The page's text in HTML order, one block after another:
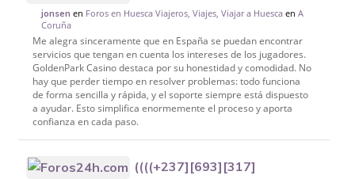
jonsen en Foros en Huesca Viajeros, Viajes, Viajar a Huesca enA
Coruña
Me alegra sinceramente que en España se puedan encontrar
servicios que tengan en cuenta los intereses de los jugadores.
GoldenPark Casino destaca por su honestidad y comodidad. No
hay que perder tiempo en resolver problemas: todo funciona
de forma sencilla y rápida, y el soporte siempre está dispuesto
a ayudar. Esto simplifica enormemente el proceso y aporta
confianza en cada paso.
((((+237][693][317]